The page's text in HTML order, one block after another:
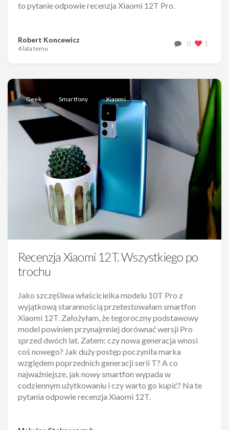
to pytanie odpowie recenzja Xiaomi 12T Pro.
Robert Koncewicz
4 lata temu
0 1
Geek Smartfony Xiaomi
Recenzja Xiaomi 12T. Wszystkiego po
trochu
Jako szczęśliwa właścicielka modelu 10T Pro z
wyjątkową starannością przetestowałam smartfon
Xiaomi 12T. Założyłam, że tegoroczny podstawowy
model powinien przynajmniej dorównać wersji Pro
sprzed dwóch lat. Zatem: czy nowa generacja wnosi
coś nowego? Jak duży postęp poczyniła marka
względem poprzednich generacji serii T? A co
najważniejsze, jak nowy smartfon wypada w
codziennym użytkowaniu i czy warto go kupić? Na te
pytania odpowie recenzja Xiaomi 12T.